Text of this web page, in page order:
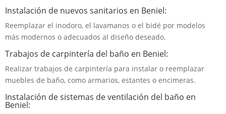
Instalación de nuevos sanitarios en Beniel:
Reemplazar el inodoro, el lavamanos o el bidé por modelos
más modernos o adecuados al diseño deseado.
Trabajos de carpintería del baño en Beniel:
Realizar trabajos de carpintería para instalar o reemplazar
muebles de baño, como armarios, estantes o encimeras.
Instalación de sistemas de ventilación del baño en
Beniel: